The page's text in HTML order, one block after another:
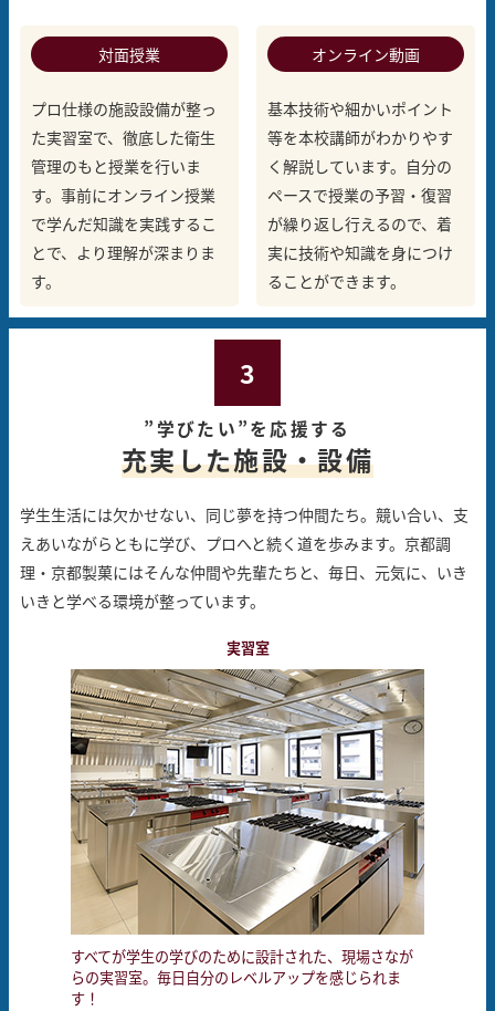
対面授業
プロ仕様の施設設備が整っ
た実習室で、徹底した衛生
管理のもと授業を行いま
す。事前にオンライン授業
で学んだ知識を実践するこ
とで、より理解が深まりま
す。
オンライン動画
基本技術や細かいポイント
等を本校講師がわかりやす
く解説しています。自分の
ペースで授業の予習・復習
が繰り返し行えるので、着
実に技術や知識を身につけ
ることができます。
3
”学びたい”を応援する
充実した施設・設備
学生生活には欠かせない、同じ夢を持つ仲間たち。 競い合い、支
えあいながらともに学び、プロへと続く道を歩みます。 京都調
理・京都製菓にはそんな仲間や先輩たちと、 毎日、元気に、いき
いきと学べる環境が整っています。
実習室
すべてが学生の学びのために設計された、現場さなが
らの実習室。毎日自分のレベルアップを感じられま
す！